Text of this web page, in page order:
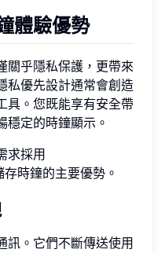
體驗優勢
關乎隱私保護，更帶來
私優先設計通常會創造
具。您既能享有安全帶
穩定的時鐘顯示。
求採用
時鐘的主要優勢。
訊。它們不斷傳送使用